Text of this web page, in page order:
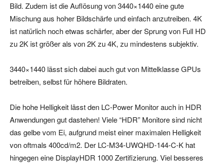
Bild. Zudem ist die Auflösung von 3440×1440 eine gute
Mischung aus hoher Bildschärfe und einfach anzutreiben. 4K
ist natürlich noch etwas schärfer, aber der Sprung von Full HD
zu 2K ist größer als von 2K zu 4K, zu mindestens subjektiv.
3440×1440 lässt sich dabei auch gut von Mittelklasse GPUs
betreiben, selbst für höhere Bildraten.
Die hohe Helligkeit lässt den LC-Power Monitor auch in HDR
Anwendungen gut dastehen! Viele “HDR” Monitore sind nicht
das gelbe vom Ei, aufgrund meist einer maximalen Helligkeit
von oftmals 400cd/m2. Der LC-M34-UWQHD-144-C-K hat
hingegen eine DisplayHDR 1000 Zertifizierung. Viel besseres